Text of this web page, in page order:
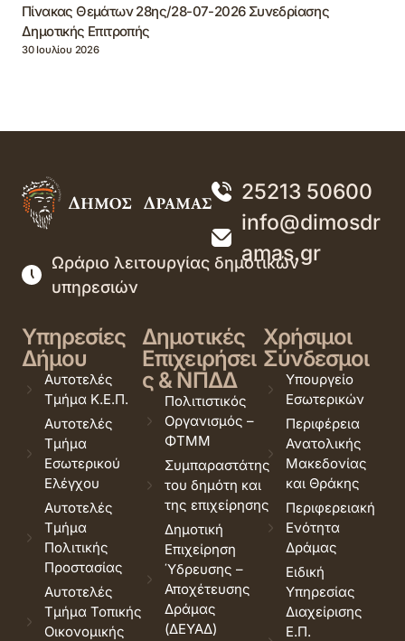
Πίνακας Θεμάτων 28ης/28-07-2026 Συνεδρίασης
Δημοτικής Επιτροπής
30 Ιουλίου 2026
25213 50600
info@dimosdr
amas.gr
Ωράριο λειτουργίας δημοτικών
υπηρεσιών
Υπηρεσίες
Δήμου
Αυτοτελές
Τμήμα Κ.Ε.Π.
Αυτοτελές
Τμήμα
Εσωτερικού
Ελέγχου
Αυτοτελές
Τμήμα
Πολιτικής
Προστασίας
Αυτοτελές
Τμήμα Τοπικής
Οικονομικής
Δημοτικές
Επιχειρήσει
ς & ΝΠΔΔ
Πολιτιστικός
Οργανισμός –
ΦΤΜΜ
Συμπαραστάτης
του δημότη και
της επιχείρησης
Δημοτική
Επιχείρηση
Ύδρευσης –
Αποχέτευσης
Δράμας
(ΔΕΥΑΔ)
Χρήσιμοι
Σύνδεσμοι
Υπουργείο
Εσωτερικών
Περιφέρεια
Ανατολικής
Μακεδονίας
και Θράκης
Περιφερειακή
Ενότητα
Δράμας
Ειδική
Υπηρεσίας
Διαχείρισης
Ε.Π.